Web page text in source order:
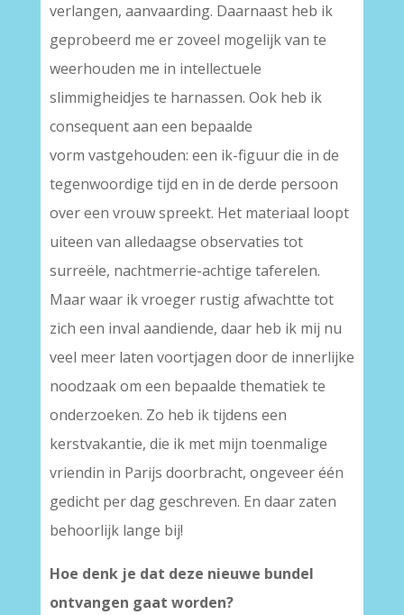
verlangen, aanvaarding. Daarnaast heb ik
geprobeerd me er zoveel mogelijk van te
weerhouden me in intellectuele
slimmigheidjes te harnassen. Ook heb ik
consequent aan een bepaalde
vorm vastgehouden: een ik-figuur die in de
tegenwoordige tijd en in de derde persoon
over een vrouw spreekt. Het materiaal loopt
uiteen van alledaagse observaties tot
surreële, nachtmerrie-achtige taferelen.
Maar waar ik vroeger rustig afwachtte tot
zich een inval aandiende, daar heb ik mij nu
veel meer laten voortjagen door de innerlijke
noodzaak om een bepaalde thematiek te
onderzoeken. Zo heb ik tijdens een
kerstvakantie, die ik met mijn toenmalige
vriendin in Parijs doorbracht, ongeveer één
gedicht per dag geschreven. En daar zaten
behoorlijk lange bij!
Hoe denk je dat deze nieuwe bundel
ontvangen gaat worden?